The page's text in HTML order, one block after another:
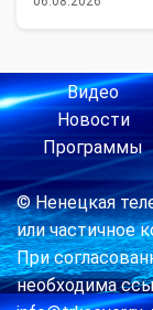
Видео
Новости
Программы
© Ненецкая
или частичное
При
необходима